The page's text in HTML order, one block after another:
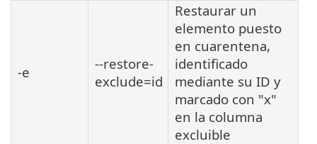
-e
--restore-
exclude=id
Restaurar un
elemento puesto
en cuarentena,
identificado
mediante su ID y
marcado con "x"
en la columna
excluible